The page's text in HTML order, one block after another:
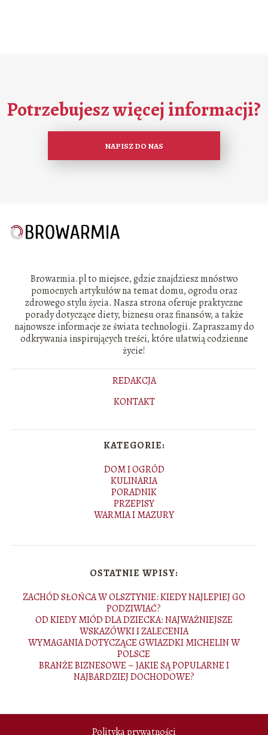
Potrzebujesz więcej informacji?
NAPISZ DO NAS
Browarmia.pl to miejsce, gdzie znajdziesz mnóstwo
pomocnych artykułów na temat domu, ogrodu oraz
zdrowego stylu życia. Nasza strona oferuje praktyczne
porady dotyczące diety, biznesu oraz finansów, a także
najnowsze informacje ze świata technologii. Zapraszamy do
odkrywania inspirujących treści, które ułatwią codzienne
życie!
REDAKCJA
KONTAKT
KATEGORIE:
DOM I OGRÓD
KULINARIA
PORADNIK
PRZEPISY
WARMIA I MAZURY
OSTATNIE WPISY:
ZACHÓD SŁOŃCA W OLSZTYNIE: KIEDY NAJLEPIEJ GO
PODZIWIAĆ?
OD KIEDY MIÓD DLA DZIECKA: NAJWAŻNIEJSZE
WSKAZÓWKI I ZALECENIA
WYMAGANIA DOTYCZĄCE GWIAZDKI MICHELIN W
POLSCE
BRANŻE BIZNESOWE – JAKIE SĄ POPULARNE I
NAJBARDZIEJ DOCHODOWE?
Polityka prywatności